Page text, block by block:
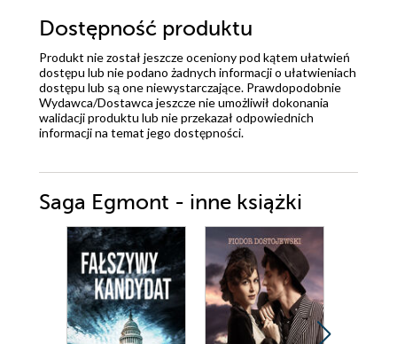
Dostępność produktu
Produkt nie został jeszcze oceniony pod kątem ułatwień
dostępu lub nie podano żadnych informacji o ułatwieniach
dostępu lub są one niewystarczające. Prawdopodobnie
Wydawca/Dostawca jeszcze nie umożliwił dokonania
walidacji produktu lub nie przekazał odpowiednich
informacji na temat jego dostępności.
Saga Egmont - inne książki